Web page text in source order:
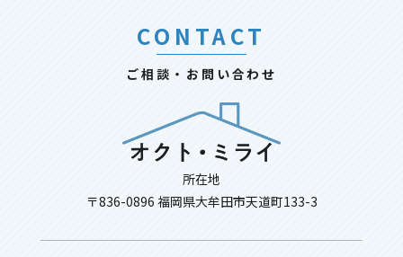
CONTACT
ご相談・お問い合わせ
所在地
〒836-0896 福岡県大牟田市天道町133-3